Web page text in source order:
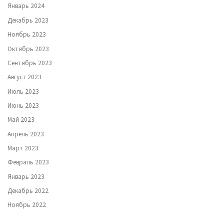
Январь 2024
Декабрь 2023
Ноябрь 2023
Октябрь 2023
Сентябрь 2023
Август 2023
Июль 2023
Июнь 2023
Май 2023
Апрель 2023
Март 2023
Февраль 2023
Январь 2023
Декабрь 2022
Ноябрь 2022